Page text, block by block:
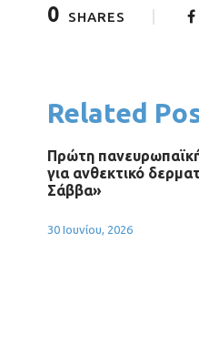
0 SHARES
Related
Πρώτη
για ανθεκτικό
Σάββα»
30 Ιουνίου, 2026